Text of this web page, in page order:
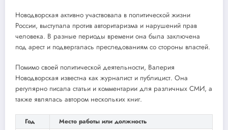
Новодворская активно участвовала в политической жизни
России, выступала против авторитаризма и нарушений прав
человека. В разные периоды времени она была заключена
под арест и подвергалась преследованиям со стороны властей.
Помимо своей политической деятельности, Валерия
Новодворская известна как журналист и публицист. Она
регулярно писала статьи и комментарии для различных СМИ, а
также являлась автором нескольких книг.
Год
Место работы или должность